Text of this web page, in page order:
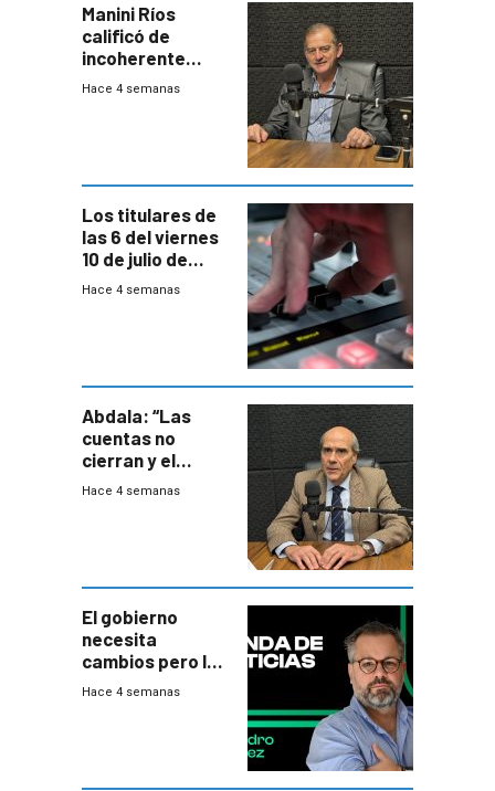
Manini Ríos
calificó de
incoherente
decisión de
Hace 4 semanas
Los titulares de
las 6 del viernes
10 de julio de
2026
Hace 4 semanas
Abdala: “Las
cuentas no
cierran y el
balance del
Hace 4 semanas
El gobierno
necesita
cambios pero los
ministros tienen
Hace 4 semanas